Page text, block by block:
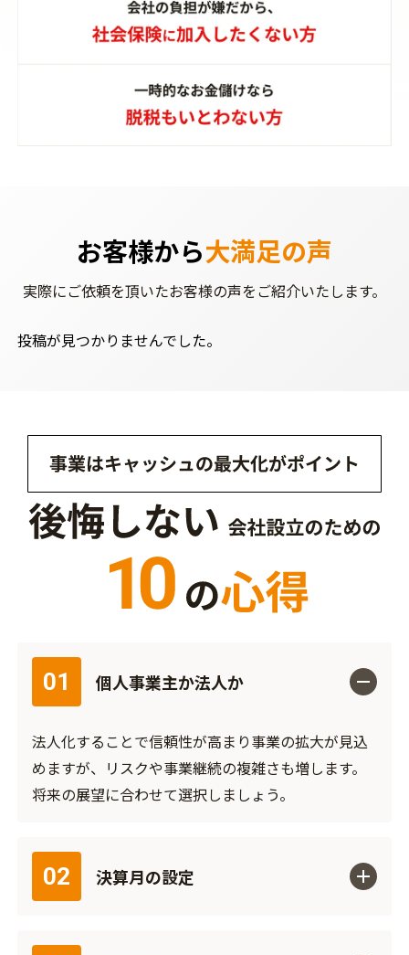
お客様から大満足の声
実際にご依頼を頂いたお客様の声をご紹介いたします。
投稿が見つかりませんでした。
01 個人事業主か法人か
法人化することで信頼性が高まり事業の拡大が見込
めますが、リスクや事業継続の複雑さも増します。
将来の展望に合わせて選択しましょう。
02 決算月の設定